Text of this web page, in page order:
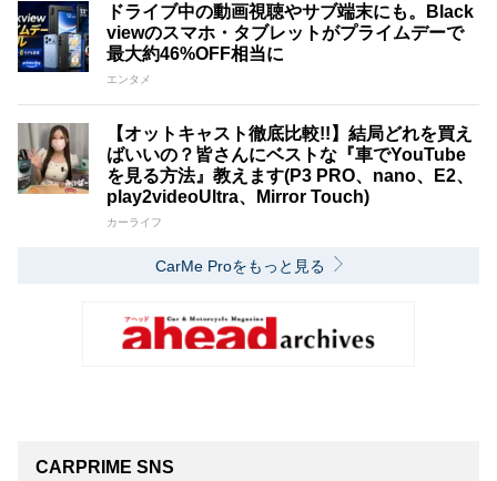
ドライブ中の動画視聴やサブ端末にも。Black
viewのスマホ・タブレットがプライムデーで
最大約46%OFF相当に
エンタメ
【オットキャスト徹底比較!!】結局どれを買え
ばいいの？皆さんにベストな『車でYouTube
を見る方法』教えます(P3 PRO、nano、E2、
play2videoUltra、Mirror Touch)
カーライフ
CarMe Proをもっと見る
CARPRIME SNS